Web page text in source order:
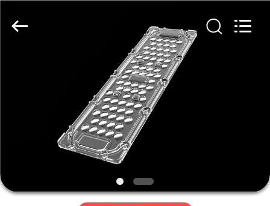
PRODUKTY
NAS
Co.,